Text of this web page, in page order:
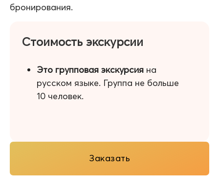
бронирования.
Стоимость экскурсии
Это групповая экскурсия на
русском языке. Группа не больше
10 человек.
Заказать